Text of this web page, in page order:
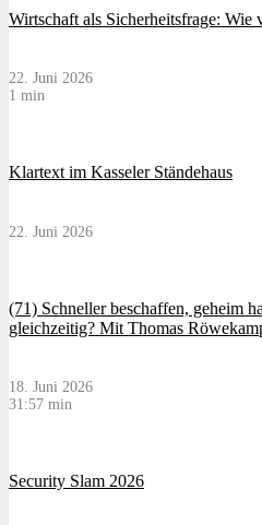
Wirtschaft als Sicherheitsfrage: Wie
22. Juni 2026
1 min
Klartext im Kasseler Ständehaus
22. Juni 2026
(71) Schneller beschaffen, geheim
gleichzeitig? Mit Thomas
18. Juni 2026
31:57 min
Security Slam 2026